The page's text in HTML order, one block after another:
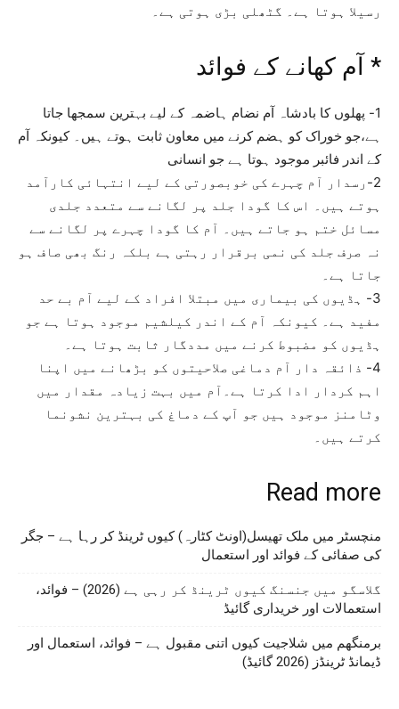
رسیلا ہوتا ہے۔ گٹھلی بڑی ہوتی ہے۔
* آم کھانے کے فوائد
1- پھلوں کا بادشاہ آم نضام ہاضمہ کے لیے بہترین سمجھا جاتا
ہے،جو خوراک کو ہضم کرنے میں معاون ثابت ہوتے ہیں۔ کیونکہ آم
کے اندر فائبر موجود ہوتا ہے جو انسانی
2-رسدار آم چہرے کی خوبصورتی کے لیے انتہائی کارآمد
ہوتے ہیں۔ اس کا گودا جلد پر لگانے سے متعدد جلدی
مسائل ختم ہو جاتے ہیں۔ آم کا گودا چہرے پر لگانے سے
نہ صرف جلد کی نمی برقرار رہتی ہے بلکہ رنگ بھی صاف ہو
جاتا ہے۔
3- ہڈیوں کی بیماری میں مبتلا افراد کے لیے آم بے حد
مفید ہے۔ کیونکہ آم کے اندر کیلشیم موجود ہوتا ہے جو
ہڈیوں کو مضبوط کرنے میں مددگار ثابت ہوتا ہے۔
4- ذائقہ دار آم دماغی صلاحیتوں کو بڑھانے میں اپنا
اہم کردار ادا کرتا ہے۔آم میں بہت زیادہ مقدار میں
وٹامنز موجود ہیں جو آپ کے دماغ کی بہترین نشونما
کرتے ہیں۔
Read more
منچسٹر میں ملک تھیسل(اونٹ کٹارہ) کیوں ٹرینڈ کر رہا ہے – جگر
کی صفائی کے فوائد اور استعمال
گلاسگو میں جنسنگ کیوں ٹرینڈ کر رہی ہے (2026) – فوائد،
استعمالات اور خریداری گائیڈ
برمنگھم میں شلاجیت کیوں اتنی مقبول ہے – فوائد، استعمال اور
ڈیمانڈ ٹرینڈز (2026 گائیڈ)